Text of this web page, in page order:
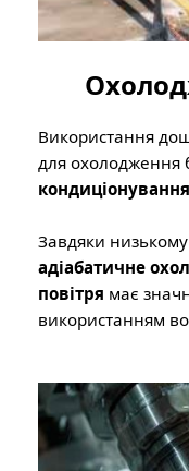
Використання
для охолодження
Завдяки
адіабатичне
повітря має
використанням